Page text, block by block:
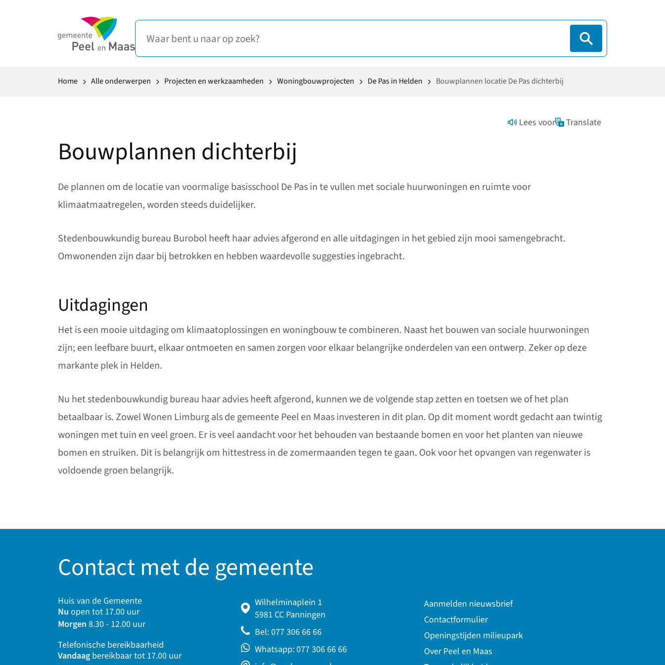
Home Alle onderwerpen Projecten en werkzaamheden Woningbouwprojecten De Pas in Helden Bouwplannen locatie De Pas dichterbij
Lees voor Translate
Bouwplannen dichterbij
De plannen om de locatie van voormalige basisschool De Pas in te vullen met sociale huurwoningen en ruimte voor
klimaatmaatregelen, worden steeds duidelijker.
Stedenbouwkundig bureau Burobol heeft haar advies afgerond en alle uitdagingen in het gebied zijn mooi samengebracht.
Omwonenden zijn daar bij betrokken en hebben waardevolle suggesties ingebracht.
Uitdagingen
Het is een mooie uitdaging om klimaatoplossingen en woningbouw te combineren. Naast het bouwen van sociale huurwoningen
zijn; een leefbare buurt, elkaar ontmoeten en samen zorgen voor elkaar belangrijke onderdelen van een ontwerp. Zeker op deze
markante plek in Helden.
Nu het stedenbouwkundig bureau haar advies heeft afgerond, kunnen we de volgende stap zetten en toetsen we of het plan
betaalbaar is. Zowel Wonen Limburg als de gemeente Peel en Maas investeren in dit plan. Op dit moment wordt gedacht aan twintig
woningen met tuin en veel groen. Er is veel aandacht voor het behouden van bestaande bomen en voor het planten van nieuwe
bomen en struiken. Dit is belangrijk om hittestress in de zomermaanden tegen te gaan. Ook voor het opvangen van regenwater is
voldoende groen belangrijk.
Contact met de gemeente
Huis van de Gemeente
Nu open tot 17.00 uur
Morgen 8.30 - 12.00 uur
Telefonische bereikbaarheid
Vandaag bereikbaar tot 17.00 uur
Wilhelminaplein 1
5981 CC Panningen
Bel: 077 306 66 66
Whatsapp: 077 306 66 66
Aanmelden nieuwsbrief
Contactformulier
Openingstijden milieupark
Over Peel en Maas